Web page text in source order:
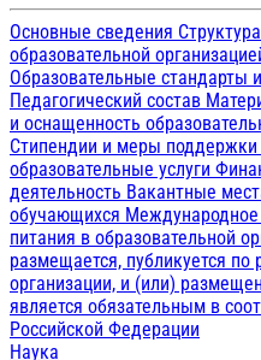
Основные сведения
образовательной
Образовательные стандарты
Педагогический состав
и оснащенность
Стипендии и меры
образовательные услуги
деятельность Вакантные
обучающихся Международное
питания в образовательной
размещается, публикуется
организации, и (или)
является обязательным в
Российской Федерации
Наука